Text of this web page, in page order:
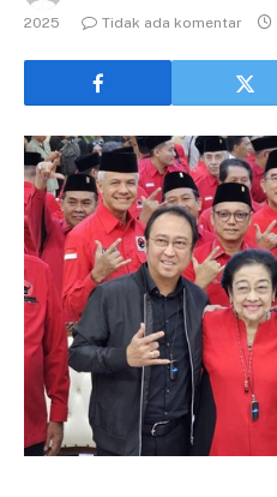
2025
Tidak ada komentar